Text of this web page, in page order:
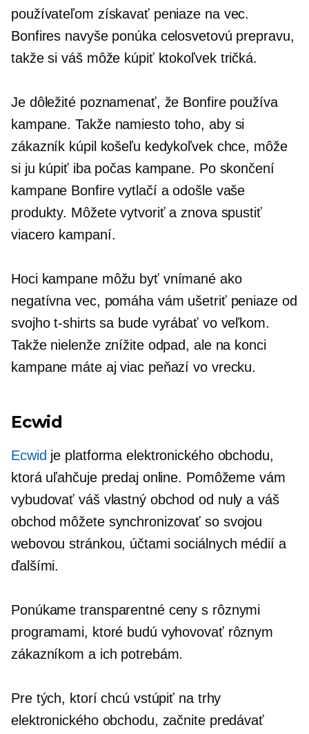
používateľom získavať peniaze na vec.
Bonfires navyše ponúka celosvetovú prepravu,
takže si váš môže kúpiť ktokoľvek tričká.
Je dôležité poznamenať, že Bonfire používa
kampane. Takže namiesto toho, aby si
zákazník kúpil košeľu kedykoľvek chce, môže
si ju kúpiť iba počas kampane. Po skončení
kampane Bonfire vytlačí a odošle vaše
produkty. Môžete vytvoriť a znova spustiť
viacero kampaní.
Hoci kampane môžu byť vnímané ako
negatívna vec, pomáha vám ušetriť peniaze od
svojhot-shirtssa bude vyrábať vo veľkom.
Takže nielenže znížite odpad, ale na konci
kampane máte aj viac peňazí vo vrecku.
Ecwid
Ecwid je platforma elektronického obchodu,
ktorá uľahčuje predaj online. Pomôžeme vám
vybudovať váš vlastný obchod od nuly a váš
obchod môžete synchronizovať so svojou
webovou stránkou, účtami sociálnych médií a
ďalšími.
Ponúkame transparentné ceny s rôznymi
programami, ktoré budú vyhovovať rôznym
zákazníkom a ich potrebám.
Pre tých, ktorí chcú vstúpiť na trhy
elektronického obchodu, začnite predávať